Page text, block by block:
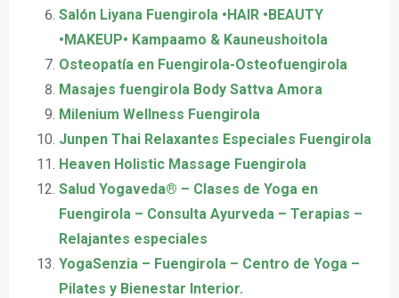
Salón Liyana Fuengirola •HAIR •BEAUTY
•MAKEUP• Kampaamo & Kauneushoitola
Osteopatía en Fuengirola-Osteofuengirola
Masajes fuengirola Body Sattva Amora
Milenium Wellness Fuengirola
Junpen Thai Relaxantes Especiales Fuengirola
Heaven Holistic Massage Fuengirola
Salud Yogaveda® – Clases de Yoga en
Fuengirola – Consulta Ayurveda – Terapias –
Relajantes especiales
YogaSenzia – Fuengirola – Centro de Yoga –
Pilates y Bienestar Interior.